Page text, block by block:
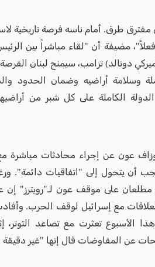
طرق. أمام ناسه فرصة تاريخية
مضيفة أن "لقاء مباشراً بين
دونالد) ترامب، سيمنح لبنان
وسلامة أراضيه وضمان الحدود
الكاملة على كل شبر من
عون عن إجراء محادثات مباشرة
أن يتحول إلى "اتفاقيات دائمة".
مطلعان على موقف عون لـ"رويترز"
مع إسرائيل لوقف الحرب.
هذا الأسبوع تعثرت مع تصاعد التوتر،
عن المفاوضات قال إنها "غير